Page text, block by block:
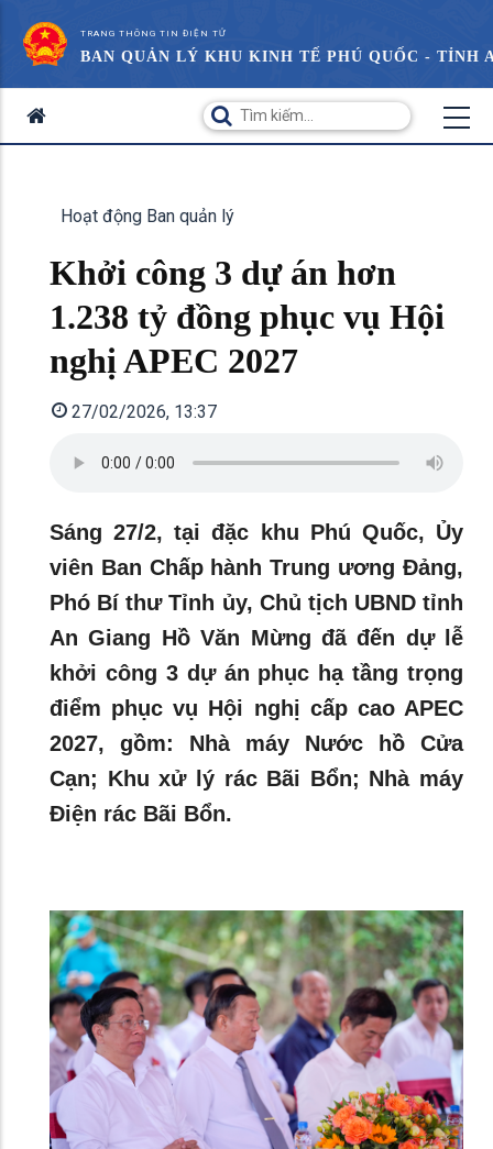
TRANG THÔNG TIN ĐIỆN TỬ
BAN QUẢN LÝ KHU KINH TẾ PHÚ QUỐC - TỈNH
Hoạt động Ban quản lý
Khởi công 3 dự án hơn
1.238 tỷ đồng phục vụ Hội
nghị APEC 2027
27/02/2026, 13:37
Sáng 27/2, tại đặc khu Phú Quốc, Ủy
viên Ban Chấp hành Trung ương Đảng,
Phó Bí thư Tỉnh ủy, Chủ tịch UBND tỉnh
An Giang Hồ Văn Mừng đã đến dự lễ
khởi công 3 dự án phục hạ tầng trọng
điểm phục vụ Hội nghị cấp cao APEC
2027, gồm: Nhà máy Nước hồ Cửa
Cạn; Khu xử lý rác Bãi Bổn; Nhà máy
Điện rác Bãi Bổn.